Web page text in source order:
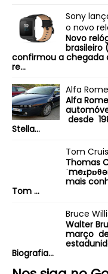
Sony
o novo
Novo
brasileiro
confirmou a chegada
re...
Alfa
Alfa
desde
Stella...
Tom
Thomas
mais
Tom ...
Bruce
Walter
março
Biografia...